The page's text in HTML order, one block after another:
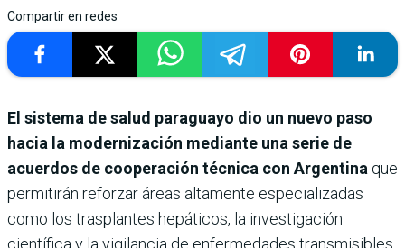
Compartir en redes
El sistema de salud paraguayo dio un nuevo paso
hacia la modernización mediante una serie de
acuerdos de cooperación técnica con Argentina que
permitirán reforzar áreas altamente especializadas
como los trasplantes hepáticos, la investigación
científica y la vigilancia de enfermedades transmisibles.